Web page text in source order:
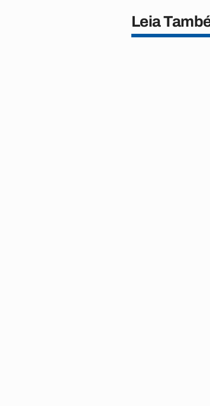
Leia